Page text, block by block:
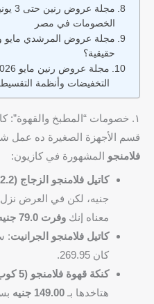
الخصومات في مصر
حقيقية؟
التخفيضات وأنظمة التقسيط
١. خصومات “المطبخ والقهوة”: كاتيل، كنك، وأجهزة تانية مهمة
قسم الأجهزة الصغيرة ده عمل
فلامنجو المشهورة في كازيون:
كاتيل فلامنجو الزجاج (2.2 لتر)
جنيه، لكن في العرض نزل
معناه إنك وفرت 79.0 جنيه
كاتيل فلامنجو الجرانيت:
كان 269.95.
كنكة قهوة فلامنجو (5 كوب – 350 وات)
هتاخدها بـ 149.00 جنيه